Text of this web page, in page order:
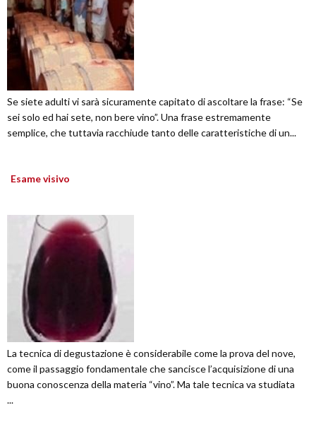
Se siete adulti vi sarà sicuramente capitato di ascoltare la frase: “Se
sei solo ed hai sete, non bere vino”. Una frase estremamente
semplice, che tuttavia racchiude tanto delle caratteristiche di un...
Esame visivo
La tecnica di degustazione è considerabile come la prova del nove,
come il passaggio fondamentale che sancisce l’acquisizione di una
buona conoscenza della materia “vino”. Ma tale tecnica va studiata
...